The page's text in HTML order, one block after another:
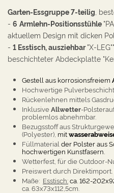
Garten-Essgruppe7-teilig ,
- 6 Armlehn-Positionsstühle
aktuellem Design mit dicken
- 1 Esstisch, ausziehbar"X-
beschichteter Abdeckplatte
Gestell aus korrosionsfreiem
Hochwertige
Rückenlehnen mittels
InklusiveAllwetter-
problemlos abnehmbar.
Bezugsstoff aus
(Polyester), mit
Füllmaterial der Polster aus
hochwertigen Kunstfasern.
Wetterfest, für die Outdoor-
Preiswert durch Direktimport.
Maße: Esstisch:ca. 162-
ca. 63x73x112,5cm.